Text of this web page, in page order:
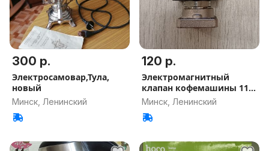
300 р.
Электросамовар,Тула,
новый
Минск, Ленинский
120 р.
Электромагнитный
клапан кофемашины 11
Вт 220 В
Минск, Ленинский